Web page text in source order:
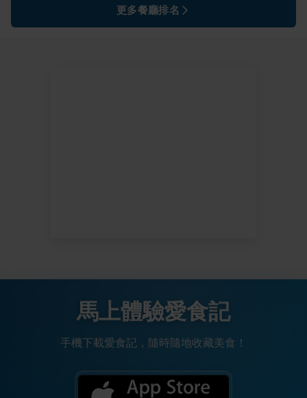
更多餐廳排名
馬上體驗愛食記
手機下載愛食記，隨時隨地收藏美食！